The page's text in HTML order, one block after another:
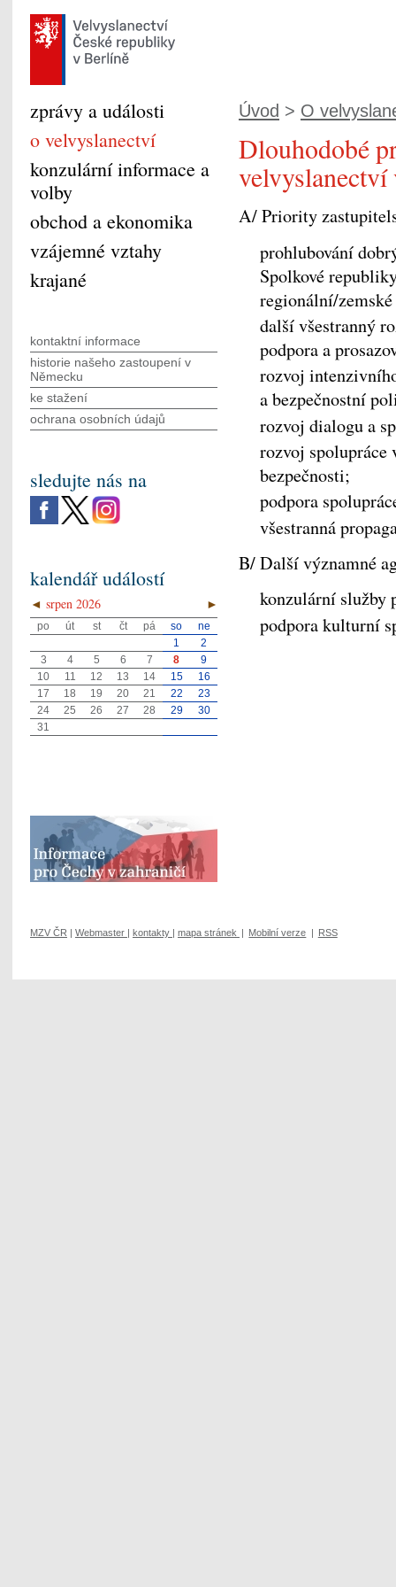
Úvod > O
Dlouhodobé
A/ Priority
prohlubování
Spolkové
regionální/
další všestranný
podpora a
rozvoj
a bezpečnostní
rozvoj dialogu a
rozvoj spolupráce
bezpečnosti;
podpora
všestranná
B/ Další významné
konzulární služby
podpora kulturní
zprávy a události
o velvyslanectví
konzulární informace a
volby
obchod a ekonomika
vzájemné vztahy
krajané
kontaktní informace
historie našeho zastoupení v
Německu
ke stažení
ochrana osobních údajů
sledujte nás na
kalendář událostí
◄ ►
srpen 2026
po út st čt pá so
ne
1
2
3
4 5 6 7 8
9
10
11 12 13 14 15
16
17
18 19 20 21 22
23
24
25 26 27 28 29
30
31
MZV ČR Webmaster kontakty mapa stránek Mobilní verze RSS